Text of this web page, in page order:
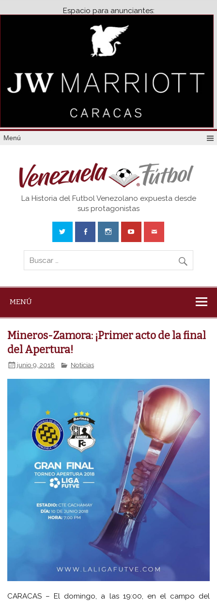
Espacio para anunciantes:
Menú
Venezuela
La Historia del Futbol Venezolano expuesta desde
sus protagonistas
MENÚ
Mineros-Zamora: ¡Primer acto de la final
del Apertura!
junio 9, 2018 Noticias
CARACAS – El domingo, a las 19:00, en el campo del